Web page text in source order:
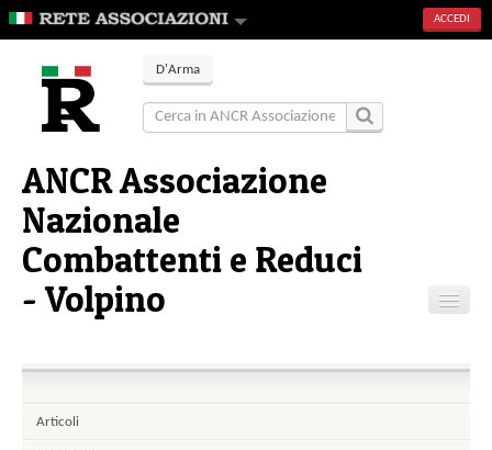
ACCEDI
D'Arma
ANCR Associazione
Nazionale
Combattenti e Reduci
- Volpino
Contatti
Articoli